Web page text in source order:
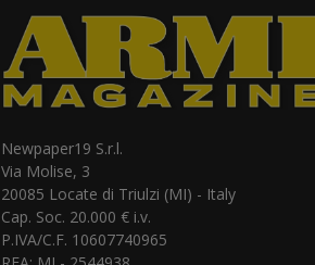
Newpaper19 S.r.l.
Via Molise, 3
20085 Locate di Triulzi (MI) - Italy
Cap. Soc. 20.000 € i.v.
P.IVA/C.F. 10607740965